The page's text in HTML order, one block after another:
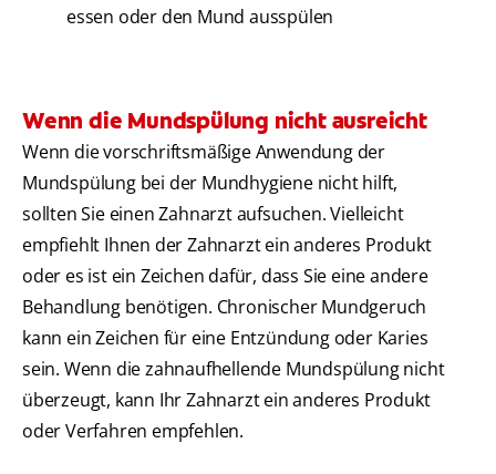
essen oder den Mund ausspülen
Wenn die Mundspülung nicht ausreicht
Wenn die vorschriftsmäßige Anwendung der
Mundspülung bei der Mundhygiene nicht hilft,
sollten Sie einen Zahnarzt aufsuchen. Vielleicht
empfiehlt Ihnen der Zahnarzt ein anderes Produkt
oder es ist ein Zeichen dafür, dass Sie eine andere
Behandlung benötigen. Chronischer Mundgeruch
kann ein Zeichen für eine Entzündung oder Karies
sein. Wenn die zahnaufhellende Mundspülung nicht
überzeugt, kann Ihr Zahnarzt ein anderes Produkt
oder Verfahren empfehlen.